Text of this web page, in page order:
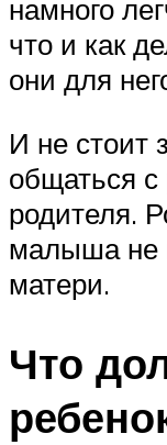
намного
что и как
они для
И не стоит
общаться
родителя.
малыша не
матери.
Что